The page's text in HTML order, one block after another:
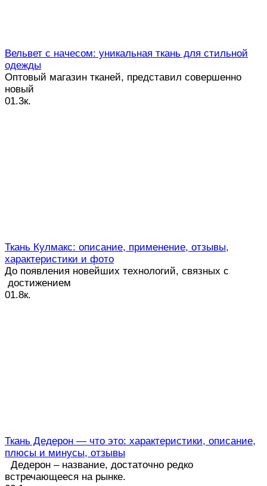
Вельвет с начесом: уникальная ткань для стильной
одежды
Оптовый магазин тканей, представил совершенно
новый
01.3к.
Ткань Кулмакс: описание, применение, отзывы,
характеристики и фото
До появления новейших технологий, связных с
достижением
01.8к.
Ткань Дедерон — что это: характеристики, описание,
плюсы и минусы, отзывы
Дедерон – название, достаточно редко
встречающееся на рынке.